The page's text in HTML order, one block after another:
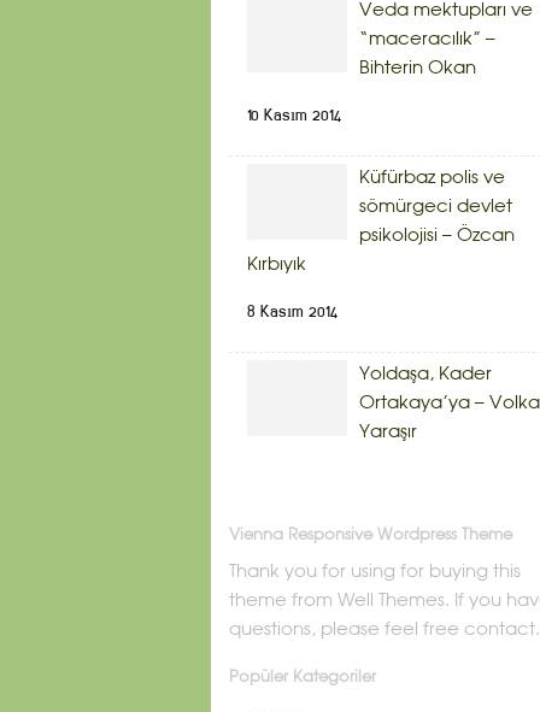
Veda mektupları ve
“maceracılık” –
Bihterin Okan
10 Kasım 2014
Küfürbaz polis ve
sömürgeci devlet
psikolojisi – Özcan
Kırbıyık
8 Kasım 2014
Yoldaşa, Kader
Ortakaya’ya –
Yaraşır
Vienna Responsive Wordpress Theme
Thank you for using for buying this
theme from Well Themes. If you
questions, please feel free contact.
Popüler Kategoriler